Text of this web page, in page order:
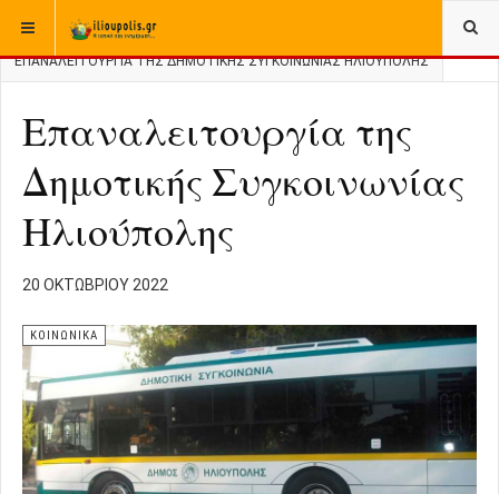
ΒΡΊΣΚΕΣΤΕ ΕΔΏ: ΑΡΧΙΚΉ
ΕΠΑΝΑΛΕΙΤΟΥΡΓΊΑ ΤΗΣ ΔΗΜΟΤΙΚΉΣ ΣΥΓΚΟΙΝΩΝΊΑΣ ΗΛΙΟΎΠΟΛΗΣ
Επαναλειτουργία της
Δημοτικής Συγκοινωνίας
Ηλιούπολης
20 ΟΚΤΩΒΡΊΟΥ 2022
ΚΟΙΝΩΝΙΚΑ